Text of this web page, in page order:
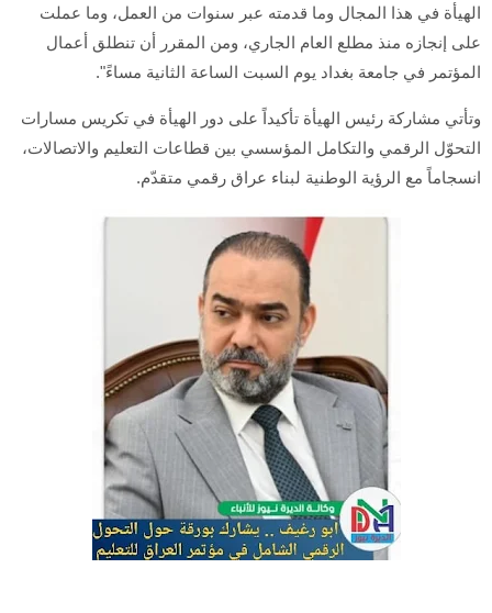
الهيأة في هذا المجال وما قدمته عبر سنوات من العمل، وما عملت
على إنجازه منذ مطلع العام الجاري، ومن المقرر أن تنطلق أعمال
المؤتمر في جامعة بغداد يوم السبت الساعة الثانية مساءً".
وتأتي مشاركة رئيس الهيأة تأكيداً على دور الهيأة في تكريس مسارات
التحوّل الرقمي والتكامل المؤسسي بين قطاعات التعليم والاتصالات،
انسجاماً مع الرؤية الوطنية لبناء عراق رقمي متقدّم.